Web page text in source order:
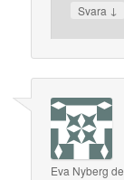
Svara ↓
Eva Nyberg